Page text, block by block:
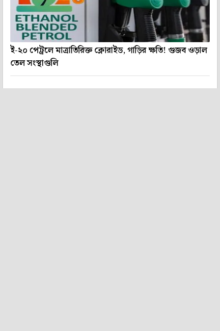
ই-২০ পেট্রলে মাত্রাতিরিক্ত ক্লোরাইড, গাড়ির ক্ষতি! গুজব ওড়াল
তেল সংস্থাগুলি